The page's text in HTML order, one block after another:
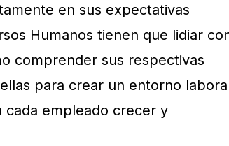
en sus expectativas
Humanos tienen que lidiar
comprender sus respectivas
para crear un entorno
cada empleado crecer y